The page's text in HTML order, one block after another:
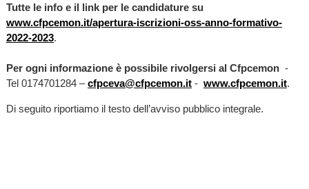
Tutte le info e il link per le candidature su
www.cfpcemon.it/apertura-iscrizioni-oss-anno-formativo-
2022-2023.
Per ogni informazione è possibile rivolgersi al Cfpcemon-
Tel 0174701284 –cfpceva@cfpcemon.it- www.cfpcemon.it.
Di seguito riportiamo il testo dell’avviso pubblico integrale.